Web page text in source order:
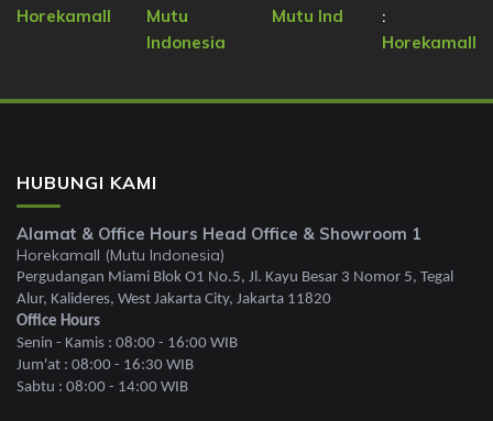
Horekamall
Mutu
Indonesia
Mutu Ind
:
Horekamall
HUBUNGI KAMI
Alamat & Office Hours Head Office & Showroom 1
Horekamall (Mutu Indonesia)
Pergudangan Miami Blok O1 No.5, Jl. Kayu Besar 3 Nomor 5, Tegal
Alur, Kalideres, West Jakarta City, Jakarta 11820
Office Hours
Senin - Kamis : 08:00 - 16:00 WIB
Jum'at : 08:00 - 16:30 WIB
Sabtu : 08:00 - 14:00 WIB